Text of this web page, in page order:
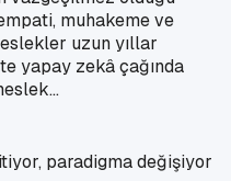
muhakeme ve
uzun yıllar
yapay zekâ çağında